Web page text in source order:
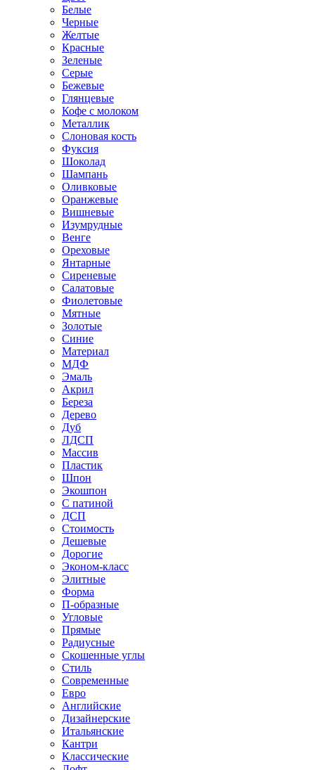
Белые
Черные
Желтые
Красные
Зеленые
Серые
Бежевые
Глянцевые
Кофе с молоком
Металлик
Слоновая кость
Фуксия
Шоколад
Шампань
Оливковые
Оранжевые
Вишневые
Изумрудные
Венге
Ореховые
Янтарные
Сиреневые
Салатовые
Фиолетовые
Мятные
Золотые
Синие
Материал
МДФ
Эмаль
Акрил
Береза
Дерево
Дуб
ЛДСП
Массив
Пластик
Шпон
Экошпон
С патиной
ДСП
Стоимость
Дешевые
Дорогие
Эконом-класс
Элитные
Форма
П-образные
Угловые
Прямые
Радиусные
Скошенные углы
Стиль
Современные
Евро
Английские
Дизайнерские
Итальянские
Кантри
Классические